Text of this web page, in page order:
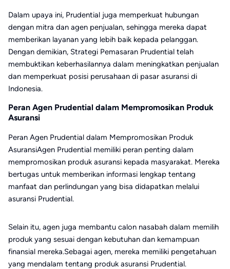
Dalam upaya ini, Prudential juga memperkuat hubungan
dengan mitra dan agen penjualan, sehingga mereka dapat
memberikan layanan yang lebih baik kepada pelanggan.
Dengan demikian, Strategi Pemasaran Prudential telah
membuktikan keberhasilannya dalam meningkatkan penjualan
dan memperkuat posisi perusahaan di pasar asuransi di
Indonesia.
Peran Agen Prudential dalam Mempromosikan Produk
Asuransi
Peran Agen Prudential dalam Mempromosikan Produk
AsuransiAgen Prudential memiliki peran penting dalam
mempromosikan produk asuransi kepada masyarakat. Mereka
bertugas untuk memberikan informasi lengkap tentang
manfaat dan perlindungan yang bisa didapatkan melalui
asuransi Prudential.
Selain itu, agen juga membantu calon nasabah dalam memilih
produk yang sesuai dengan kebutuhan dan kemampuan
finansial mereka.Sebagai agen, mereka memiliki pengetahuan
yang mendalam tentang produk asuransi Prudential.